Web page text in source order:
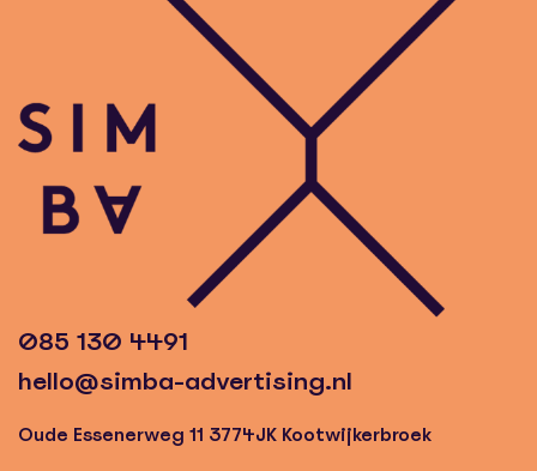
085 130 4491
hello@simba-advertising.nl
Oude Essenerweg 11 3774JK Kootwijkerbroek